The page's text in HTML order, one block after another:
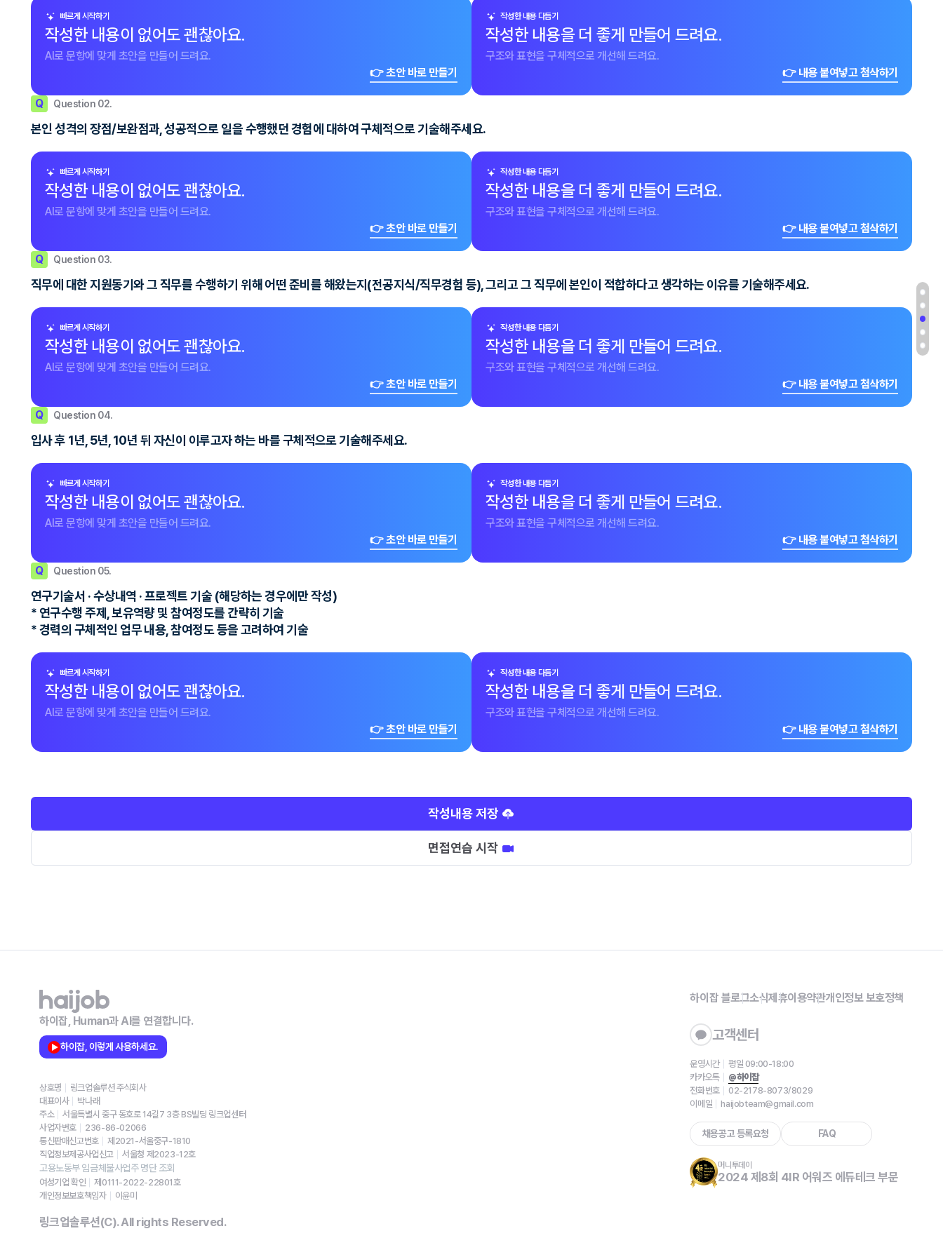
빠르게 시작하기
작성한 내용이 없어도 괜찮아요.
AI로 문항에 맞게 초안을 만들어 드려요.
👉 초안 바로 만들기
작성한 내용 다듬기
작성한 내용을 더 좋게 만들어 드려요.
구조와 표현을 구체적으로 개선해 드려요.
👉 내용 붙여넣고 첨삭하기
Q Question 02.
본인 성격의 장점/보완점과, 성공적으로 일을 수행했던 경험에 대하여 구체적으로 기술해주세요.
빠르게 시작하기
작성한 내용이 없어도 괜찮아요.
AI로 문항에 맞게 초안을 만들어 드려요.
👉 초안 바로 만들기
작성한 내용 다듬기
작성한 내용을 더 좋게 만들어 드려요.
구조와 표현을 구체적으로 개선해 드려요.
👉 내용 붙여넣고 첨삭하기
Q Question 03.
직무에 대한 지원동기와 그 직무를 수행하기 위해 어떤 준비를 해왔는지(전공지식/직무경험 등), 그리고 그 직무에 본인이 적합하다고 생각하는 이유를 기술해주세요.
빠르게 시작하기
작성한 내용이 없어도 괜찮아요.
AI로 문항에 맞게 초안을 만들어 드려요.
👉 초안 바로 만들기
작성한 내용 다듬기
작성한 내용을 더 좋게 만들어 드려요.
구조와 표현을 구체적으로 개선해 드려요.
👉 내용 붙여넣고 첨삭하기
Q Question 04.
입사 후 1년, 5년, 10년 뒤 자신이 이루고자 하는 바를 구체적으로 기술해주세요.
빠르게 시작하기
작성한 내용이 없어도 괜찮아요.
AI로 문항에 맞게 초안을 만들어 드려요.
👉 초안 바로 만들기
작성한 내용 다듬기
작성한 내용을 더 좋게 만들어 드려요.
구조와 표현을 구체적으로 개선해 드려요.
👉 내용 붙여넣고 첨삭하기
Q Question 05.
연구기술서 · 수상내역 · 프로젝트 기술 (해당하는 경우에만 작성)
* 연구수행 주제, 보유역량 및 참여정도를 간략히 기술
* 경력의 구체적인 업무 내용, 참여정도 등을 고려하여 기술
빠르게 시작하기
작성한 내용이 없어도 괜찮아요.
AI로 문항에 맞게 초안을 만들어 드려요.
👉 초안 바로 만들기
작성한 내용 다듬기
작성한 내용을 더 좋게 만들어 드려요.
구조와 표현을 구체적으로 개선해 드려요.
👉 내용 붙여넣고 첨삭하기
작성내용 저장
면접연습 시작
하이잡, Human과 AI를 연결합니다.
하이잡, 이렇게 사용하세요.
상호명
링크업솔루션 주식회사
대표이사
박나래
주소
서울특별시 중구 동호로 14길7 3층 BS빌딩 링크업센터
사업자번호
236-86-02066
통신판매신고번호
제2021-서울중구-1810
직업정보제공사업신고
서울청 제2023-12호
고용노동부 임금체불사업주 명단 조회
여성기업 확인
제0111-2022-22801호
개인정보보호책임자
이윤미
링크업솔루션(C). All rights Reserved.
하이잡 블로그소식제휴이용약관개인정보 보호정책
고객센터
운영시간
평일 09:00-18:00
카카오톡
@하이잡
전화번호
02-2178-8073/8029
이메일
haijobteam@gmail.com
채용공고 등록요청 FAQ
머니투데이
2024 제8회 4IR 어워즈 에듀테크 부문